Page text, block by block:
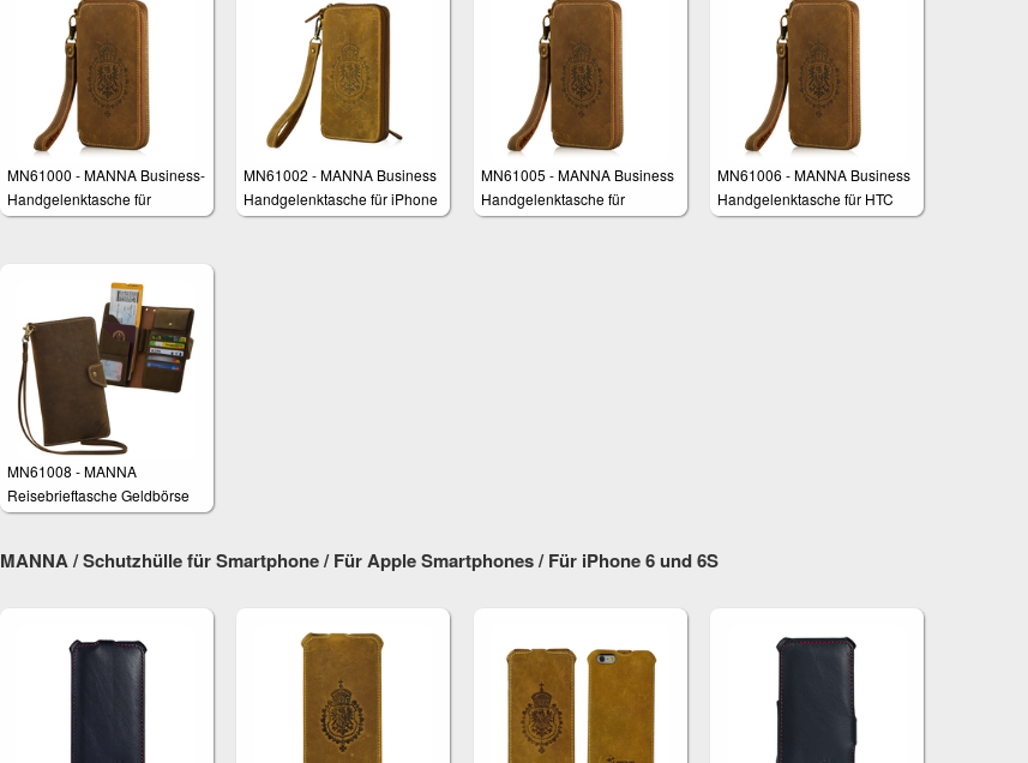
MN61000 - MANNA Business-
Handgelenktasche für
Smartphones
MN61002 - MANNA Business
Handgelenktasche für iPhone
6 und 6 Plus
MN61005 - MANNA Business
Handgelenktasche für
Samsung Galaxy S8, Galaxy
MN61006 - MANNA Business
Handgelenktasche für HTC
One M9
MN61008 - MANNA
Reisebrieftasche Geldbörse
Tasche für Smartphones z.B.
8 Plus, Huawei P10 Plus,
MANNA / Schutzhülle für Smartphone / Für Apple Smartphones / Für iPhone 6 und 6S